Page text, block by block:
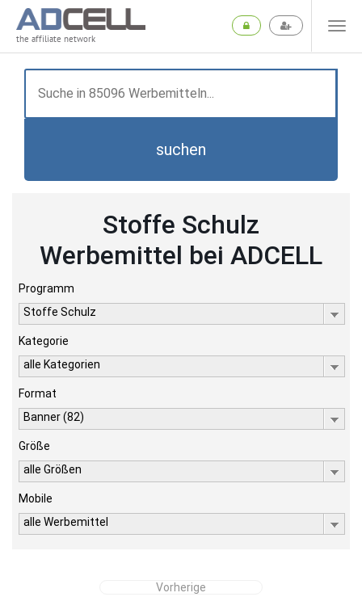
the affiliate network
suchen
Stoffe Schulz
Werbemittel bei ADCELL
Programm
Stoffe Schulz
Kategorie
alle Kategorien
Format
Banner (82)
Größe
alle Größen
Mobile
alle Werbemittel
Vorherige